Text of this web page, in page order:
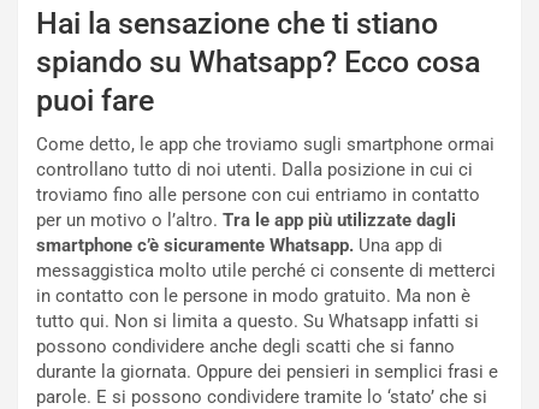
Hai la sensazione che ti stiano
spiando su Whatsapp? Ecco cosa
puoi fare
Come detto, le app che troviamo sugli smartphone ormai
controllano tutto di noi utenti. Dalla posizione in cui ci
troviamo fino alle persone con cui entriamo in contatto
per un motivo o l’altro. Tra le app più utilizzate dagli
smartphone c’è sicuramente Whatsapp. Una app di
messaggistica molto utile perché ci consente di metterci
in contatto con le persone in modo gratuito. Ma non è
tutto qui. Non si limita a questo. Su Whatsapp infatti si
possono condividere anche degli scatti che si fanno
durante la giornata. Oppure dei pensieri in semplici frasi e
parole. E si possono condividere tramite lo ‘stato’ che si